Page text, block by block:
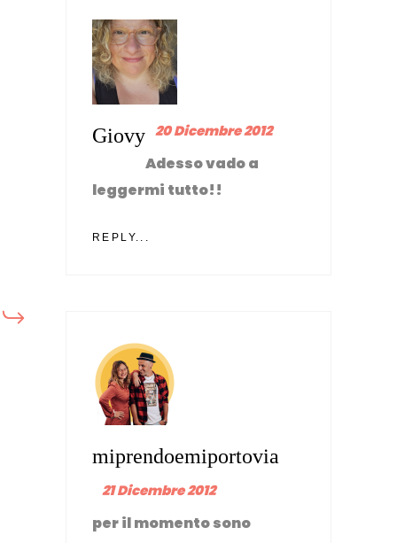
Giovy 20 Dicembre 2012
Adesso vado a
leggermi tutto!!
REPLY...
miprendoemiportovia
21 Dicembre 2012
per il momento sono